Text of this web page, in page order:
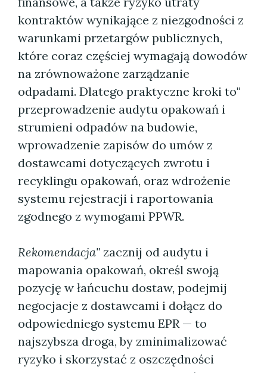
kontraktów wynikające z niezgodności z
warunkami przetargów publicznych,
które coraz częściej wymagają dowodów
na zrównoważone zarządzanie
odpadami. Dlatego praktyczne kroki to"
przeprowadzenie audytu opakowań i
strumieni odpadów na budowie,
wprowadzenie zapisów do umów z
dostawcami dotyczących zwrotu i
recyklingu opakowań, oraz wdrożenie
systemu rejestracji i raportowania
zgodnego z wymogami PPWR.
Rekomendacja" zacznij od audytu i
mapowania opakowań, określ swoją
pozycję w łańcuchu dostaw, podejmij
negocjacje z dostawcami i dołącz do
odpowiedniego systemu EPR — to
najszybsza droga, by zminimalizować
ryzyko i skorzystać z oszczędności